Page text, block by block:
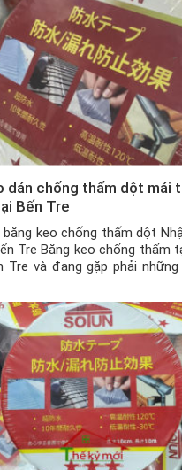
dán chống thấm dột mái
Bến Tre
băng keo chống thấm dột
Tre Băng keo chống thấm
Tre và đang gặp phải
nhà cửa khi trời mưa kéo